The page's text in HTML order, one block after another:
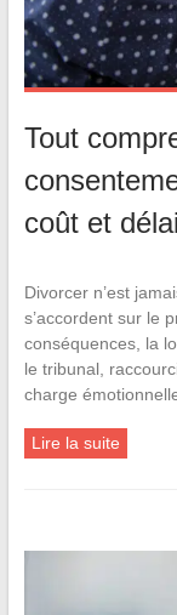
Tout
coût et
Divorcer n’est
s’accordent sur le
conséquences, la
le tribunal,
charge
Lire la suite